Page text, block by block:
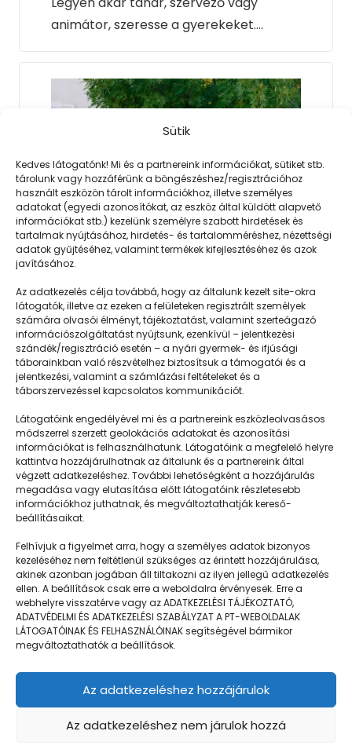
Sütik
Kedves látogatónk! Mi és a partnereink információkat, sütiket stb.
tárolunk vagy hozzáférünk a böngészéshez/regisztrációhoz
használt eszközön tárolt információkhoz, illetve személyes
adatokat (egyedi azonosítókat, az eszköz által küldött alapvető
információkat stb.) kezelünk személyre szabott hirdetések és
tartalmak nyújtásához, hirdetés- és tartalomméréshez, nézettségi
adatok gyűjtéséhez, valamint termékek kifejlesztéséhez és azok
javításához.
Az adatkezelés célja továbbá, hogy az általunk kezelt site-okra
látogatók, illetve az ezeken a felületeken regisztrált személyek
számára olvasói élményt, tájékoztatást, valamint szerteágazó
információszolgáltatást nyújtsunk, ezenkívül – jelentkezési
szándék/regisztráció esetén – a nyári gyermek- és ifjúsági
táborainkban való részvételhez biztosítsuk a támogatói és a
jelentkezési, valamint a számlázási feltételeket és a
táborszervezéssel kapcsolatos kommunikációt.
Látogatóink engedélyével mi és a partnereink eszközleolvasásos
módszerrel szerzett geolokációs adatokat és azonosítási
információkat is felhasználhatunk. Látogatóink a megfelelő helyre
kattintva hozzájárulhatnak az általunk és a partnereink által
végzett adatkezeléshez. További lehetőségként a hozzájárulás
megadása vagy elutasítása előtt látogatóink részletesebb
információkhoz juthatnak, és megváltoztathatják kereső-
beállításaikat.
Felhívjuk a figyelmet arra, hogy a személyes adatok bizonyos
kezeléséhez nem feltétlenül szükséges az érintett hozzájárulása,
akinek azonban jogában áll tiltakozni az ilyen jellegű adatkezelés
ellen. A beállítások csak erre a weboldalra érvényesek. Erre a
webhelyre visszatérve vagy az ADATKEZELÉSI TÁJÉKOZTATÓ,
ADATVÉDELMI ÉS ADATKEZELÉSI SZABÁLYZAT A PT-WEBOLDALAK
LÁTOGATÓINAK ÉS FELHASZNÁLÓINAK segítségével bármikor
megváltoztathatók a beállítások.
Az adatkezeléshez hozzájárulok
Az adatkezeléshez nem járulok hozzá
animátor, szeresse a gyerekeket.…
2023. 02. 06.
Ha nyár, akkor vakáció – de persze a
pihenés mellett a tanulásnak is helyet
lehet…
Napközisgyerektábor.hu
Navigáció
Táboringer
Egyveleg
GDPR | Adatvédelmi és adatkezelési szabályzat